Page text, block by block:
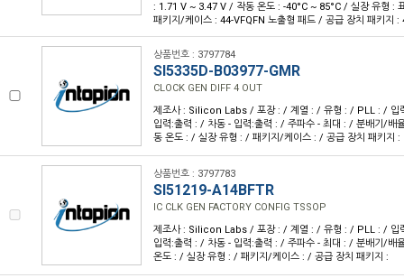
: 1.71 V ~ 3.47 V / 작동 온도 : -40°C ~ 85°C / 실장 유형 :
패키지/케이스 : 44-VFQFN 노출형 패드 / 공급 장치 패키지 :
상품번호 : 3797784
SI5335D-B03977-GMR
CLOCK GEN DIFF 4 OUT
제조사 : Silicon Labs / 포장 : / 계열 : / 유형 : / PLL : / 입
입력:출력 : / 차동 - 입력:출력 : / 주파수 - 최대 : / 분배기/배
동 온도 : / 실장 유형 : / 패키지/케이스 : / 공급 장치 패키지 :
상품번호 : 3797783
SI51219-A14BFTR
IC CLK GEN FACTORY CONFIG TSSOP
제조사 : Silicon Labs / 포장 : / 계열 : / 유형 : / PLL : / 입
입력:출력 : / 차동 - 입력:출력 : / 주파수 - 최대 : / 분배기/배
온도 : / 실장 유형 : / 패키지/케이스 : / 공급 장치 패키지 :